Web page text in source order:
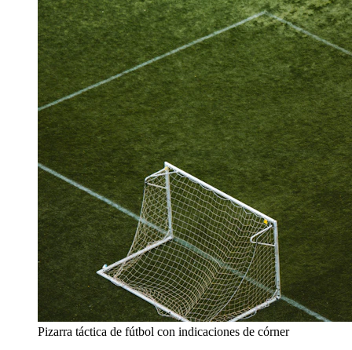
Pizarra táctica de fútbol con indicaciones de córner